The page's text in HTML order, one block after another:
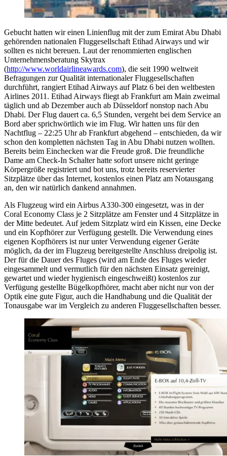
Gebucht hatten wir einen Linienflug mit der zum Emirat Abu Dhabi
gehörenden nationalen Fluggesellschaft Etihad Airways und wir
sollten es nicht bereuen. Laut der renommierten englischen
Unternehmensberatung Skytrax
(http://www.worldairlineawards.com), die seit 1990 weltweit
Befragungen zur Qualität internationaler Fluggesellschaften
durchführt, rangiert Etihad Airways auf Platz 6 bei den weltbesten
Airlines 2011. Etihad Airways fliegt ab Frankfurt am Main zweimal
täglich und ab Dezember auch ab Düsseldorf nonstop nach Abu
Dhabi. Der Flug dauert ca. 6,5 Stunden, vergeht bei dem Service an
Bord aber sprichwörtlich wie im Flug. Wir hatten uns für den
Nachtflug – 22:25 Uhr ab Frankfurt abgehend – entschieden, da wir
schon den kompletten nächsten Tag in Abu Dhabi nutzen wollten.
Bereits beim Einchecken war die Freude groß. Die freundliche
Dame am Check-In Schalter hatte sofort unsere nicht geringe
Körpergröße registriert und bot uns, trotz bereits reservierter
Sitzplätze über das Internet, kostenlos einen Platz am Notausgang
an, den wir natürlich dankend annahmen.
Als Flugzeug wird ein Airbus A330-300 eingesetzt, was in der
Coral Economy Class je 2 Sitzplätze am Fenster und 4 Sitzplätze in
der Mitte bedeutet. Auf jedem Sitzplatz wird ein Kissen, eine Decke
und ein Kopfhörer zur Verfügung gestellt. Die Verwendung eines
eigenen Kopfhörers ist nur unter Verwendung eigener Geräte
möglich, da der im Flugzeug bereitgestellte Anschluss dreipolig ist.
Der für die Dauer des Fluges (wird am Ende des Fluges wieder
eingesammelt und vermutlich für den nächsten Einsatz gereinigt,
gewartet und wieder hygienisch eingeschweißt) kostenlos zur
Verfügung gestellte Bügelkopfhörer, macht aber nicht nur von der
Optik eine gute Figur, auch die Handhabung und die Qualität der
Tonausgabe war im Vergleich zu anderen Fluggesellschaften besser.